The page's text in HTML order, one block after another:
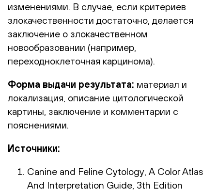
изменениями. В случае, если критериев
злокачественности достаточно, делается
заключение о злокачественном
новообразовании (например,
переходноклеточная карцинома).
Форма выдачи результата: материал и
локализация, описание цитологической
картины, заключение и комментарии с
пояснениями.
Источники:
Canine and Feline Cytology, A Color Atlas
And Interpretation Guide, 3th Edition